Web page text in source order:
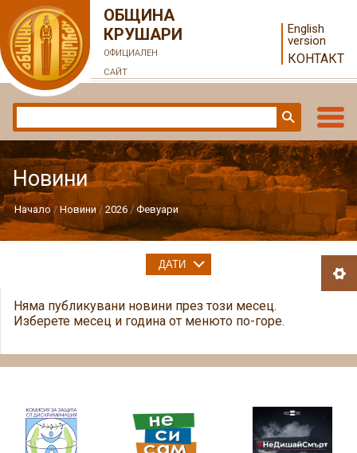
ОБЩИНА
КРУШАРИ
ОФИЦИАЛЕН
САЙТ
English
version
КОНТАКТ
Новини
Начало Новини 2026 Февуари
Няма публикувани новини през този месец.
Изберете месец и година от менюто по-горе.
ДАТИ